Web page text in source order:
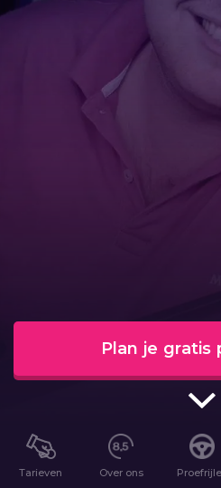
Plan je gratis
Tarieven Over ons